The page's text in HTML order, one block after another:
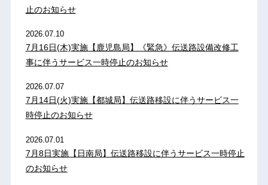
止のお知らせ
2026.07.10
7月16日(木)実施【鹿児島局】《緊急》伝送路設備改修工
事に伴うサービス一時停止のお知らせ
2026.07.07
7月14日(火)実施【都城局】伝送路移設に伴うサービス一
時停止のお知らせ
2026.07.01
7月8日実施【日南局】伝送路移設に伴うサービス一時停止
のお知らせ